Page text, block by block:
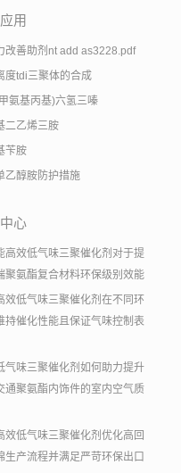
用
改善助剂nt add as3228.pdf
度tdi三聚体的合成
氨基丙基)六氢三嗪
二乙烯三胺
苄胺
乙醇胺防护措施
心
高效低气味三聚催化剂对于提
聚氨酯复合材料环保级别效能
效低气味三聚催化剂在不同环
持催化性能且保证气味控制表
气味三聚催化剂如何助力提升
通聚氨酯内饰件的室内空气质
效低气味三聚催化剂优化高回
生产流程并满足严苛环保出口